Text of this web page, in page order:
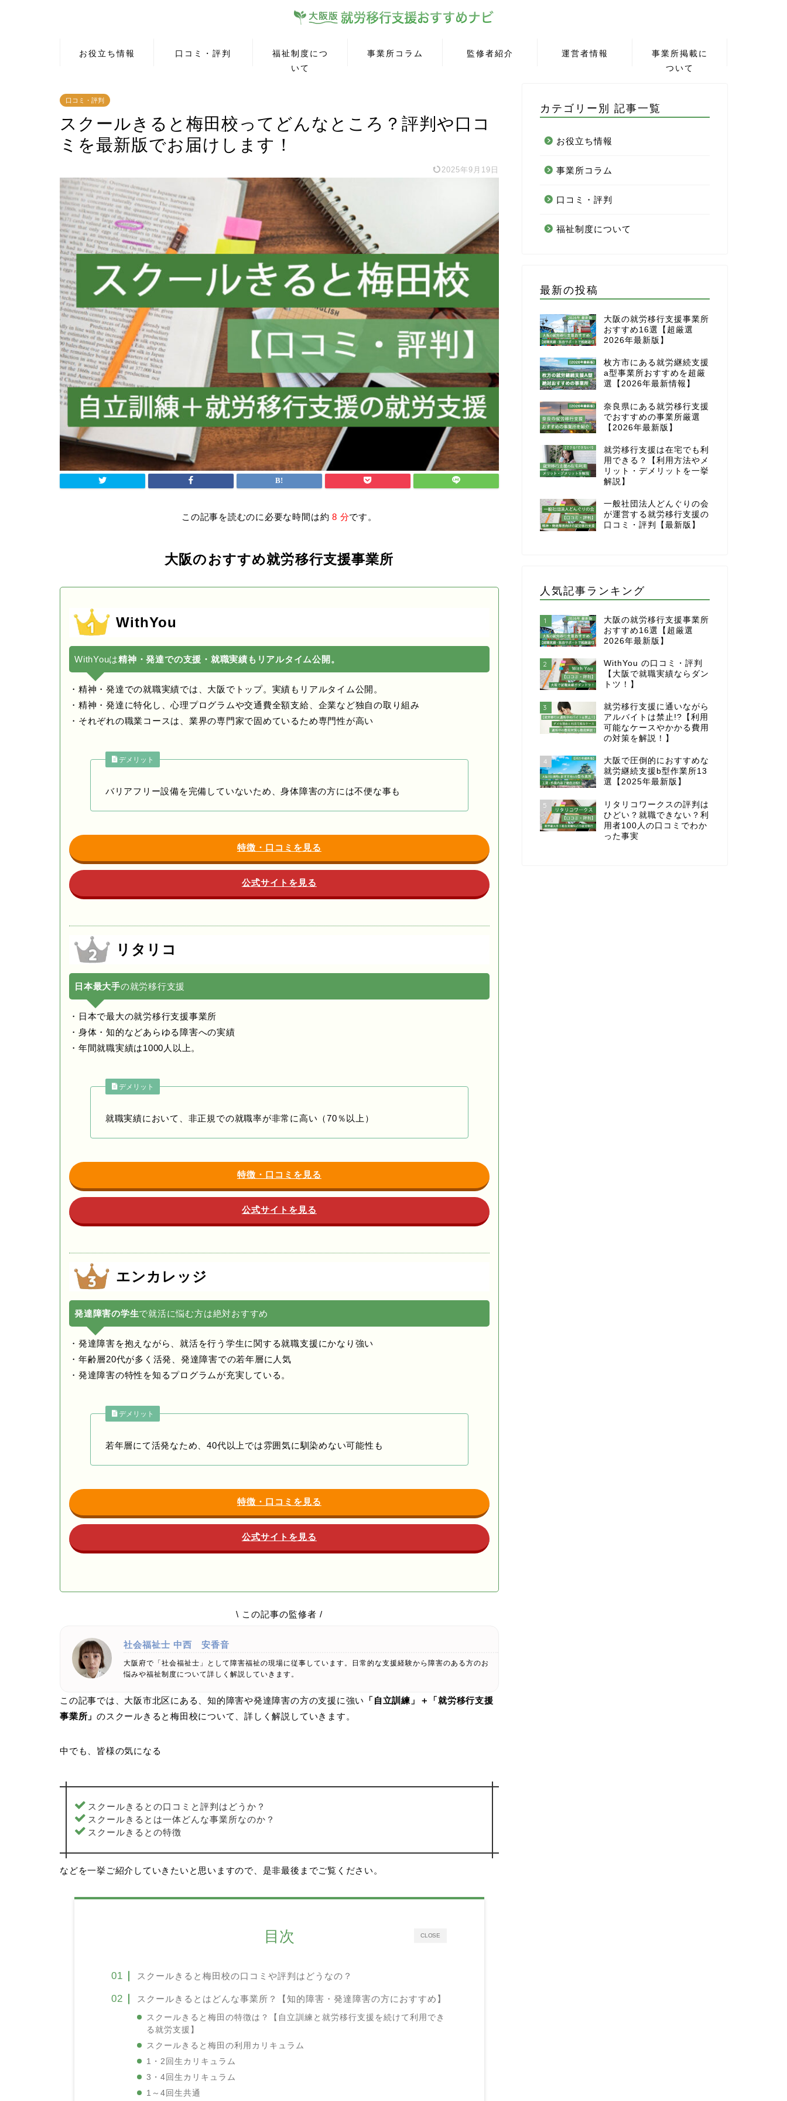
お役立ち情報 口コミ・評判
福祉制度につ
いて
事業所コラム 監修者紹介 運営者情報
事業所掲載に
ついて
口コミ・評判
スクールきると梅田校ってどんなところ？評判や口コ
ミを最新版でお届けします！
2025年9月19日
この記事を読むのに必要な時間は約 8 分です。
大阪のおすすめ就労移行支援事業所
WithYou
WithYouは精神・発達での支援・就職実績もリアルタイム公開。
・精神・発達での就職実績では、大阪でトップ。実績もリアルタイム公開。
・精神・発達に特化し、心理プログラムや交通費全額支給、企業など独自の取り組み
・それぞれの職業コースは、業界の専門家で固めているため専門性が高い
デメリット
バリアフリー設備を完備していないため、身体障害の方には不便な事も
特徴・口コミを見る
公式サイトを見る
リタリコ
日本最大手の就労移行支援
・日本で最大の就労移行支援事業所
・身体・知的などあらゆる障害への実績
・年間就職実績は1000人以上。
デメリット
就職実績において、非正規での就職率が非常に高い（70％以上）
特徴・口コミを見る
公式サイトを見る
エンカレッジ
発達障害の学生で就活に悩む方は絶対おすすめ
・発達障害を抱えながら、就活を行う学生に関する就職支援にかなり強い
・年齢層20代が多く活発、発達障害での若年層に人気
・発達障害の特性を知るプログラムが充実している。
デメリット
若年層にて活発なため、40代以上では雰囲気に馴染めない可能性も
特徴・口コミを見る
公式サイトを見る
\ この記事の監修者 /
社会福祉士中西 安香音
大阪府で「社会福祉士」として障害福祉の現場に従事しています。日常的な支援経験から障害のある方のお
悩みや福祉制度について詳しく解説していきます。
この記事では、大阪市北区にある、知的障害や発達障害の方の支援に強い
「自立訓練」＋「就労移行支援
事業所」のスクールきると梅田校について、詳しく解説していきます。
中でも、皆様の気になる
スクールきるとの口コミと評判はどうか？
スクールきるとは一体どんな事業所なのか？
スクールきるとの特徴
などを一挙ご紹介していきたいと思いますので、是非最後までご覧ください。
CLOSE
目次
スクールきると梅田校の口コミや評判はどうなの？
スクールきるとはどんな事業所？【知的障害・発達障害の方におすすめ】
スクールきると梅田の特徴は？【自立訓練と就労移行支援を続けて利用でき
る就労支援】
スクールきると梅田の利用カリキュラム
1・2回生カリキュラム
3・4回生カリキュラム
1～4回生共通
カテゴリー別 記事一覧
お役立ち情報
事業所コラム
口コミ・評判
福祉制度について
最新の投稿
大阪の就労移行支援事業所
おすすめ16選【超厳選
2026年最新版】
枚方市にある就労継続支援
a型事業所おすすめを超厳
選【2026年最新情報】
奈良県にある就労移行支援
でおすすめの事業所厳選
【2026年最新版】
就労移行支援は在宅でも利
用できる？【利用方法やメ
リット・デメリットを一挙
解説】
一般社団法人どんぐりの会
が運営する就労移行支援の
口コミ・評判【最新版】
人気記事ランキング
1
大阪の就労移行支援事業所
おすすめ16選【超厳選
2026年最新版】
2
WithYou の口コミ・評判
【大阪で就職実績ならダン
トツ！】
3
就労移行支援に通いながら
アルバイトは禁止!?【利用
可能なケースやかかる費用
の対策を解説！】
4
大阪で圧倒的におすすめな
就労継続支援b型作業所13
選【2025年最新版】
5
リタリコワークスの評判は
ひどい？就職できない？利
用者100人の口コミでわか
った事実